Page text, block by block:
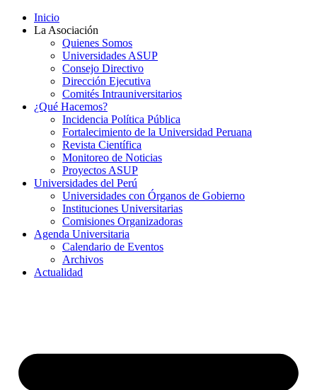
Inicio
La Asociación
Quienes Somos
Universidades ASUP
Consejo Directivo
Dirección Ejecutiva
Comités Intrauniversitarios
¿Qué Hacemos?
Incidencia Política Pública
Fortalecimiento de la Universidad Peruana
Revista Científica
Monitoreo de Noticias
Proyectos ASUP
Universidades del Perú
Universidades con Órganos de Gobierno
Instituciones Universitarias
Comisiones Organizadoras
Agenda Universitaria
Calendario de Eventos
Archivos
Actualidad